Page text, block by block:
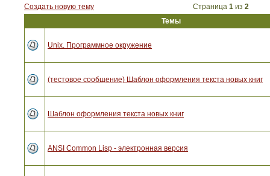
Создать новую тему Страница 1 из 2
Темы
Unix. Программное окружение
(тестовое сообщение) Шаблон оформления текста новых книг
Шаблон оформления текста новых книг
ANSI Common Lisp - электронная версия